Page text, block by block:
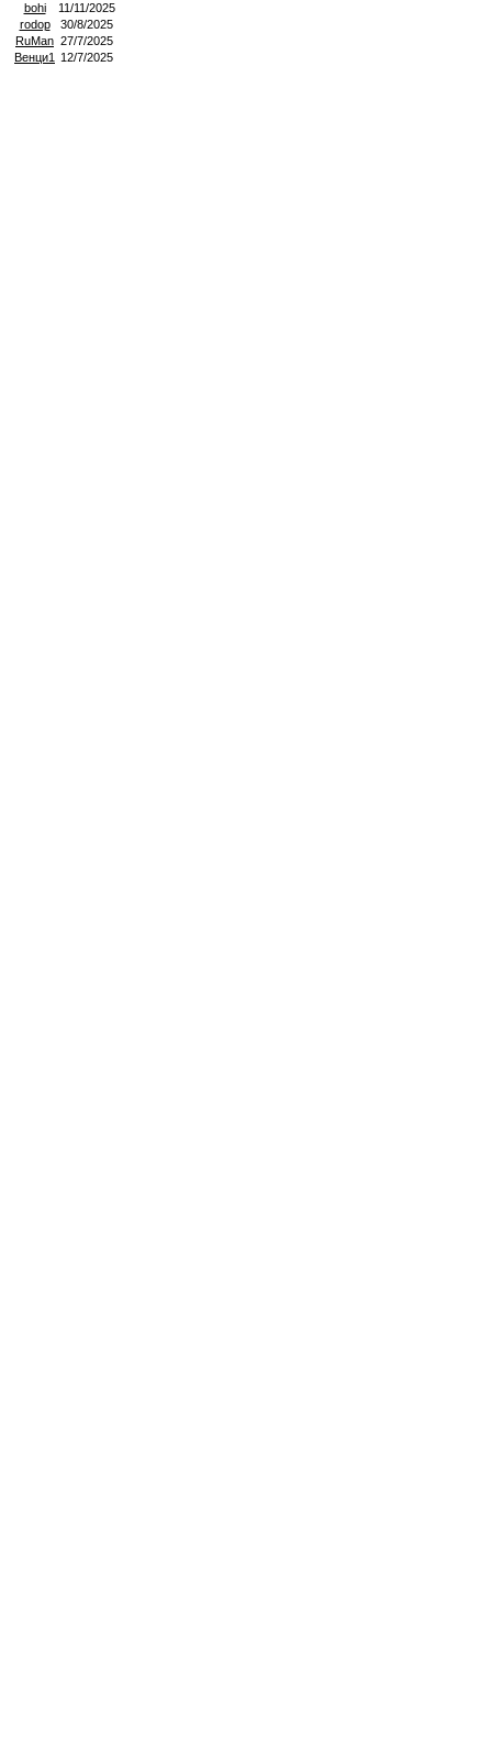
bohi
11/11/2025
rodop
30/8/2025
RuMan 27/7/2025
Венци1
12/7/2025